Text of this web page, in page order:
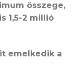
összege,
1,5-2 millió
emelkedik a